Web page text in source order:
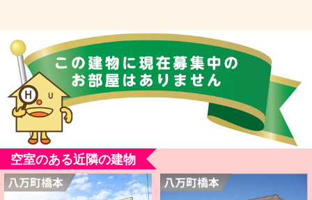
空室のある近隣の建物